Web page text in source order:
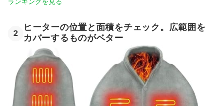
2
ヒーターの位置と面積をチェック。広範囲を
カバーするものがベター